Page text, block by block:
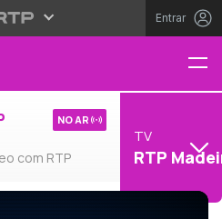
Entrar
com RTP
NO AR
TV
RTP